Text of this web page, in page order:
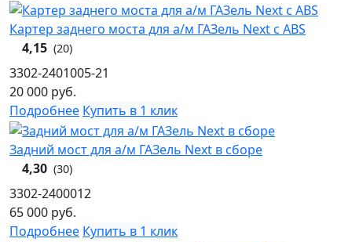
Картер заднего моста для а/м ГАЗель Next с ABS
4,15 (20)
3302-2401005-21
20 000 руб.
Подробнее Купить в 1 клик
Задний мост для а/м ГАЗель Next в сборе
4,30 (30)
3302-2400012
65 000 руб.
Подробнее Купить в 1 клик